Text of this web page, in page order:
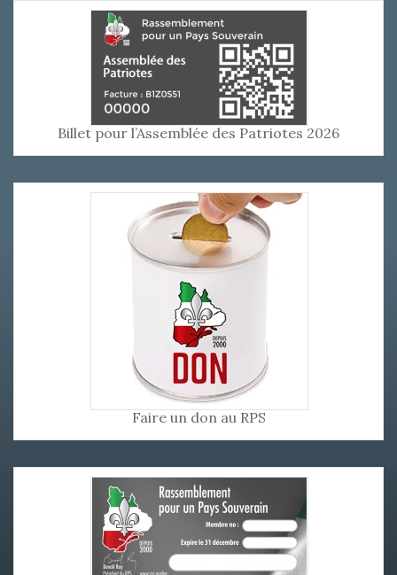
Billet pour l’Assemblée des Patriotes 2026
Faire un don au RPS